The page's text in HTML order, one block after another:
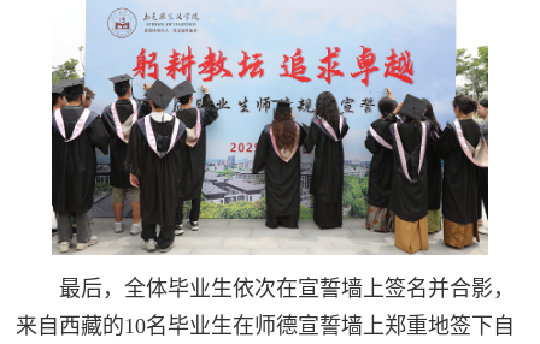
最后，全体毕业生依次在宣誓墙上签名并合影，
来自西藏的10名毕业生在师德宣誓墙上郑重地签下自